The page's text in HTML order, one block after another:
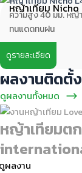
หญ้าเทียม
ความสูง 40 มม. หญ้
ทนแดดทนฝน
ดูรายละเอียด
ผลงานติดตั้
ดูผลงานทั้งหมด
หญ้าเทียมต
ผลงาน